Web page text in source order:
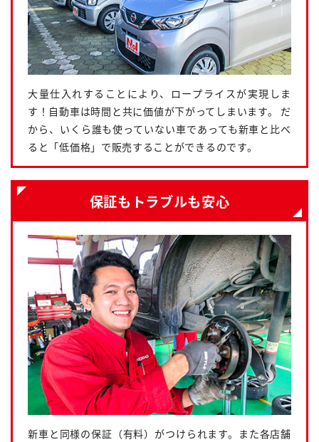
大量仕入れすることにより、ロープライスが実現しま
す！自動車は時間と共に価値が下がってしまいます。 だ
から、いくら誰も使っていない車であっても新車と比べ
ると「低価格」で販売することができるのです。
保証もトラブルも安心
新車と同様の保証（有料）がつけられます。また各店舗